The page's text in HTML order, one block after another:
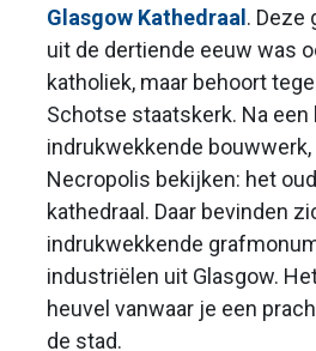
Glasgow Kathedraal . Deze
uit de dertiende eeuw was
katholiek, maar behoort
Schotse staatskerk. Na een
indrukwekkende
Necropolis bekijken: het
kathedraal. Daar bevinden
indrukwekkende
industriëlen uit Glasgow.
heuvel vanwaar je een
de stad.